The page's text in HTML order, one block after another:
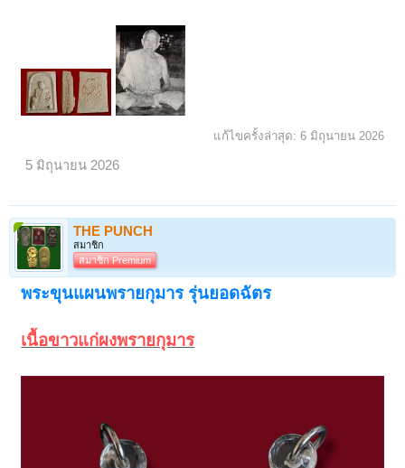
แก้ไขครั้งล่าสุด: 6 มิถุนายน 2026
5 มิถุนายน 2026
THE PUNCH
สมาชิก
สมาชิก Premium
พระขุนแผนพรายกุมาร รุ่นยอดฉัตร
เนื้อขาวแก่ผงพรายกุมาร